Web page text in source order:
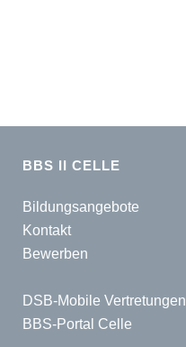
BBS II CELLE
Bildungsangebote
Kontakt
Bewerben
DSB-Mobile Vertretungen
BBS-Portal Celle